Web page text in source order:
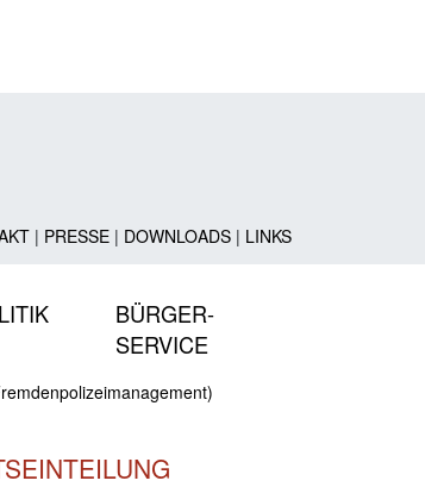
| PRESSE| DOWNLOADS| LINKS
BÜRGER-
SERVICE